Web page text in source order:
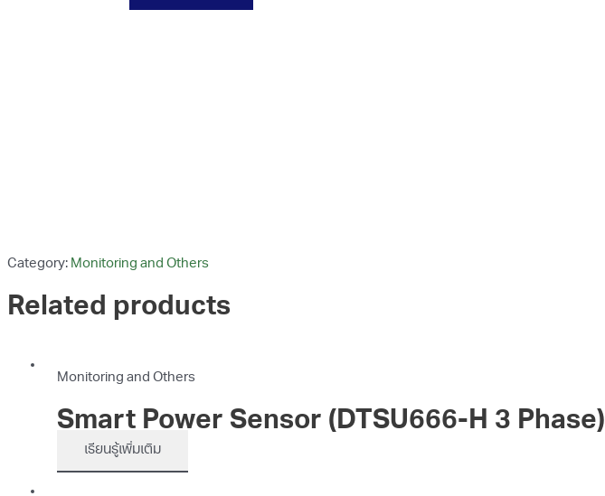
Category: Monitoring and Others
Related products
Monitoring and Others
Smart Power Sensor (DTSU666-H 3 Phase)
เรียนรู้เพิ่มเติม